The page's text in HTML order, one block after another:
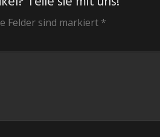
Felder sind markiert *